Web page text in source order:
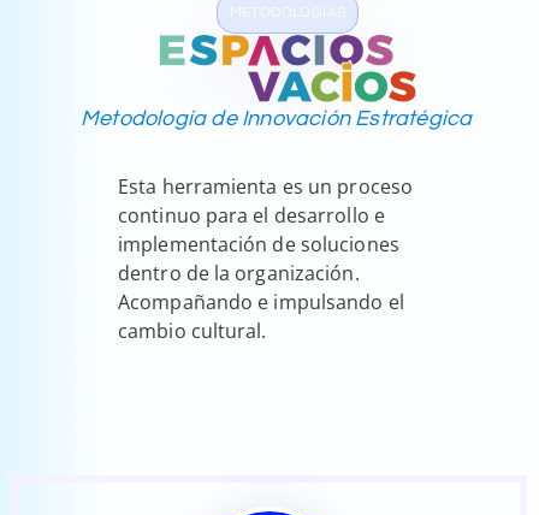
Metodología de Innovación Estratégica
Esta herramienta es un proceso
continuo para el desarrollo e
implementación de soluciones
dentro de la organización.
Acompañando e impulsando el
cambio cultural.
METODOLOGÍAS